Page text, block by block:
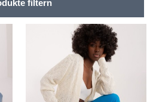
filtern